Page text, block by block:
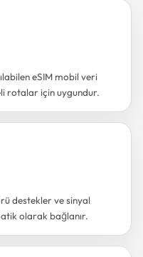
eSIM mobil veri
rotalar için uygundur.
destekler ve sinyal
olarak bağlanır.